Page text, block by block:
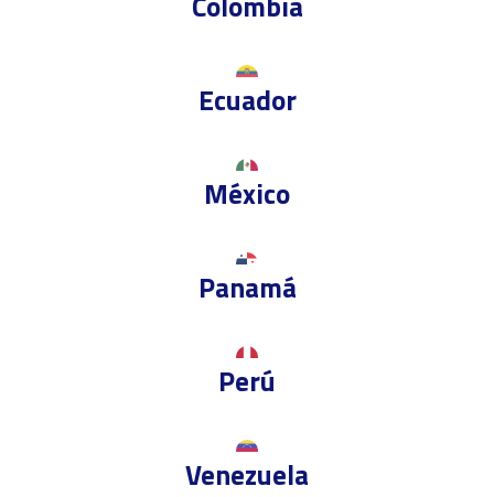
Ecuador
México
Panamá
Perú
Venezuela